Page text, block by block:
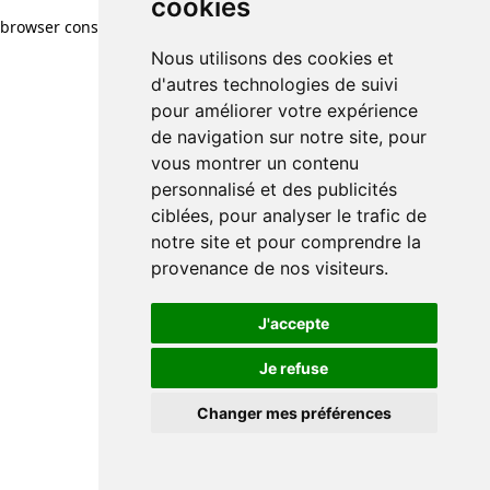
cookies
Nous utilisons des cookies et
d'autres technologies de suivi
pour améliorer votre expérience
de navigation sur notre site, pour
vous montrer un contenu
personnalisé et des publicités
ciblées, pour analyser le trafic de
notre site et pour comprendre la
provenance de nos visiteurs.
J'accepte
Je refuse
Changer mes préférences
browser console for more information)